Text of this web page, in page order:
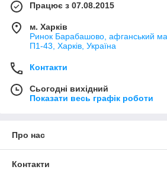
Працює з 07.08.2015
м. Харків
Ринок Барабашово, афганський
П1-43, Харків, Україна
Контакти
Сьогодні вихідний
Показати весь графік роботи
Про нас
Контакти